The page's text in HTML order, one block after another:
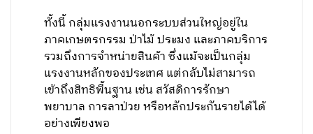
ทั้งนี้ กลุ่มแรงงานนอกระบบส่วนใหญ่อยู่ใน
ภาคเกษตรกรรม ป่าไม้ ประมง และภาคบริการ
รวมถึงการจำหน่ายสินค้า ซึ่งแม้จะเป็นกลุ่ม
แรงงานหลักของประเทศ แต่กลับไม่สามารถ
เข้าถึงสิทธิพื้นฐาน เช่น สวัสดิการรักษา
พยาบาล การลาป่วย หรือหลักประกันรายได้ได้
อย่างเพียงพอ